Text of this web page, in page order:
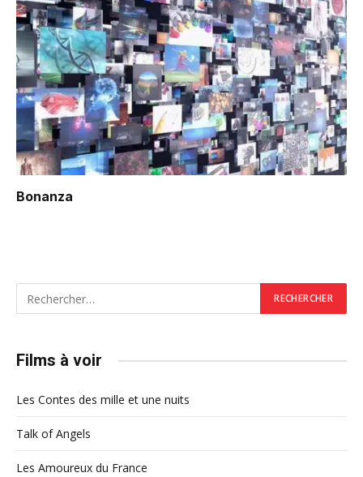
Bonanza
Films à voir
Les Contes des mille et une nuits
Talk of Angels
Les Amoureux du France